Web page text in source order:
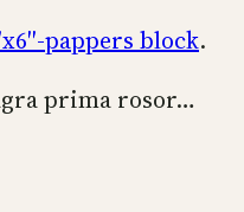
pappers block.
prima rosor…